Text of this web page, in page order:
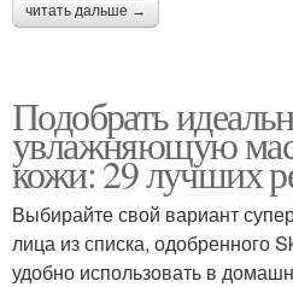
читать дальше →
Подобрать
увлажняющую
кожи: 29 лучших
Выбирайте свой вариант
лица из списка, одобренного
удобно использовать в